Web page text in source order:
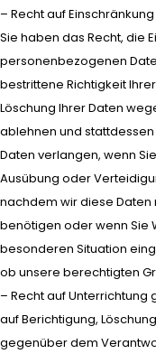
– Recht auf
Sie haben das Recht, die
personenbezogenen
bestrittene Richtigkeit
Löschung Ihrer Daten
ablehnen und
Daten verlangen, wenn
Ausübung oder
nachdem wir diese
benötigen oder wenn Sie
besonderen Situation
ob unsere berechtigten
– Recht auf Unterrichtung
auf Berichtigung,
gegenüber dem